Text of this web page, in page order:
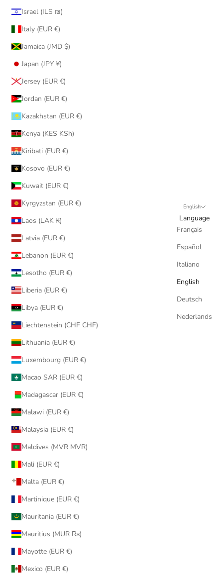
Israel (ILS ₪)
Italy (EUR €)
Jamaica (JMD $)
Japan (JPY ¥)
Jersey (EUR €)
Jordan (EUR €)
Kazakhstan (EUR €)
Kenya (KES KSh)
Kiribati (EUR €)
Kosovo (EUR €)
Kuwait (EUR €)
Kyrgyzstan (EUR €)
Laos (LAK ₭)
Latvia (EUR €)
Lebanon (EUR €)
Lesotho (EUR €)
Liberia (EUR €)
Libya (EUR €)
Liechtenstein (CHF CHF)
Lithuania (EUR €)
Luxembourg (EUR €)
Macao SAR (EUR €)
Madagascar (EUR €)
Malawi (EUR €)
Malaysia (EUR €)
Maldives (MVR MVR)
Mali (EUR €)
Malta (EUR €)
Martinique (EUR €)
Mauritania (EUR €)
Mauritius (MUR ₨)
Mayotte (EUR €)
Mexico (EUR €)
English
Language
Français
Español
Italiano
English
Deutsch
Nederlands